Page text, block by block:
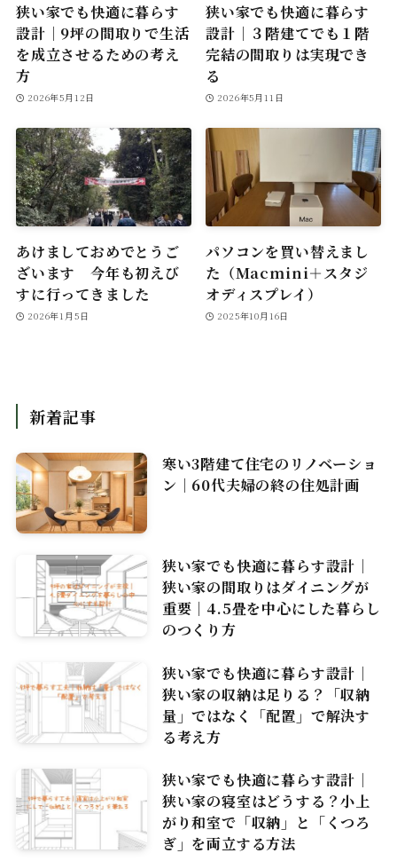
狭い家でも快適に暮らす
設計｜9坪の間取りで生活
を成立させるための考え
方
2026年5月12日
狭い家でも快適に暮らす
設計｜３階建てでも１階
完結の間取りは実現でき
る
2026年5月11日
あけましておめでとうご
ざいます 今年も初えび
すに行ってきました
2026年1月5日
パソコンを買い替えまし
た（Macmini＋スタジ
オディスプレイ）
2025年10月16日
新着記事
寒い3階建て住宅のリノベーショ
ン｜60代夫婦の終の住処計画
狭い家でも快適に暮らす設計｜
狭い家の間取りはダイニングが
重要｜4.5畳を中心にした暮らし
のつくり方
狭い家でも快適に暮らす設計｜
狭い家の収納は足りる？「収納
量」ではなく「配置」で解決す
る考え方
狭い家でも快適に暮らす設計｜
狭い家の寝室はどうする？小上
がり和室で「収納」と「くつろ
ぎ」を両立する方法